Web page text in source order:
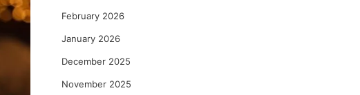
February 2026
January 2026
December 2025
November 2025